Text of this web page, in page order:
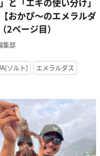
おかぴ〜のエメラルダ
2ページ目）
集部
ソルト]
エメラルダス